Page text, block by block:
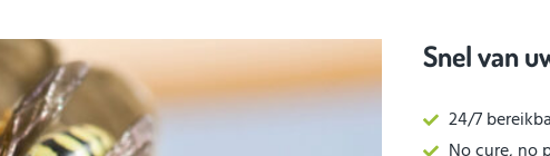
Snel van
24/7